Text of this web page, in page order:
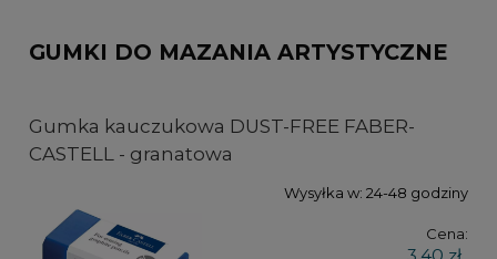
GUMKI DO MAZANIA ARTYSTYCZNE
Gumka kauczukowa DUST-FREE FABER-
CASTELL - granatowa
Wysyłka w: 24-48 godziny
Cena: